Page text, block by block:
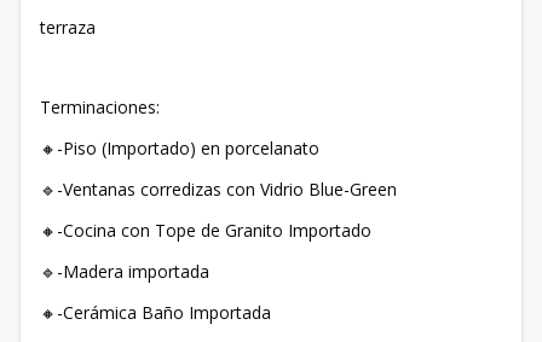
terraza
Terminaciones:
🔸-Piso (Importado) en porcelanato
🔹-Ventanas corredizas con Vidrio Blue-Green
🔸-Cocina con Tope de Granito Importado
🔹-Madera importada
🔸-Cerámica Baño Importada